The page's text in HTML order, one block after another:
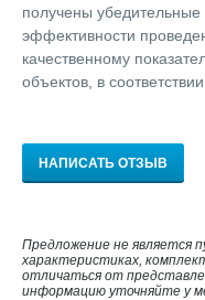
получены убедительные
эффективности
качественному
объектов, в
НАПИСАТЬ ОТЗЫВ
Предложение не является
характеристиках,
отличаться от
информацию уточняйте у